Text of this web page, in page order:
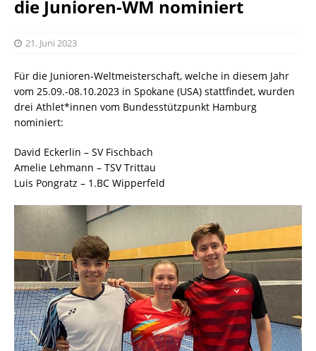
die Junioren-WM nominiert
21. Juni 2023
Für die Junioren-Weltmeisterschaft, welche in diesem Jahr
vom 25.09.-08.10.2023 in Spokane (USA) stattfindet, wurden
drei Athlet*innen vom Bundesstützpunkt Hamburg
nominiert:
David Eckerlin – SV Fischbach
Amelie Lehmann – TSV Trittau
Luis Pongratz – 1.BC Wipperfeld